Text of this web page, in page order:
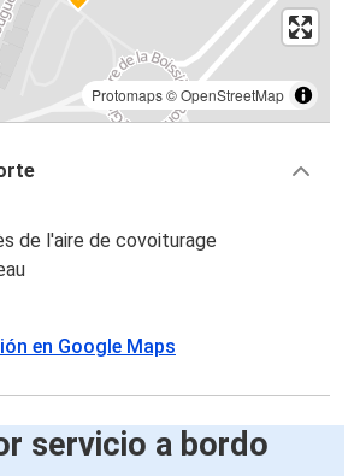
Protomaps©OpenStreetMap
de l'aire de covoiturage
en Google Maps
servicio a bordo